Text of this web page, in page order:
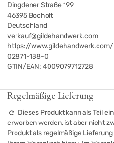
Dingdener Straße 199
46395 Bocholt
Deutschland
verkauf@gildehandwerk.com
https://www.gildehandwerk.com/
02871-188-0
GTIN/EAN: 4009079712728
Regelmäßige Lieferung
Dieses Produkt kann als Teil
erworben werden, ist aber nicht
Produkt als regelmäßige